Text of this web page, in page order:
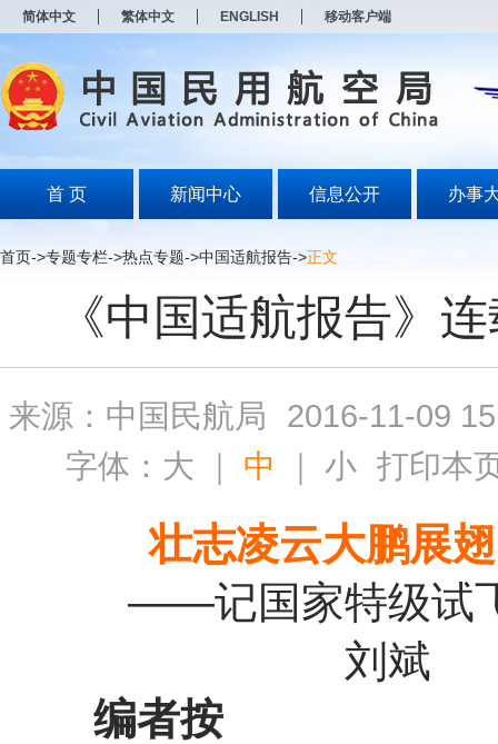
简体中文 繁体中文 ENGLISH 移动客户端
首 页 新闻中心 信息公开 办事
首页->专题专栏->热点专题->中国适航报告->正文
《中国适航报告》
来源：中国民航局
2016-11-09
字体： 大 ｜ 中 ｜小 打印本
壮志凌云大鹏展
——记国家特级试
刘斌
编者按
打
开
无
障
说
按
Alt
打
导
盲